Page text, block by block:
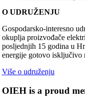
O UDRUŽENJU
Gospodarsko-interesno
okuplja proizvođače
posljednjih 15 godina u
energije gotovo isključivo
Više o udruženju
OIEH is a proud